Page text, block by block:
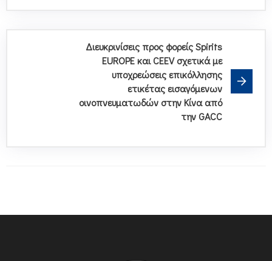
Διευκρινίσεις προς φορείς Spirits
EUROPE και CEEV σχετικά με
υποχρεώσεις επικόλλησης
ετικέτας εισαγόμενων
οινοπνευματωδών στην Κίνα από
την GACC